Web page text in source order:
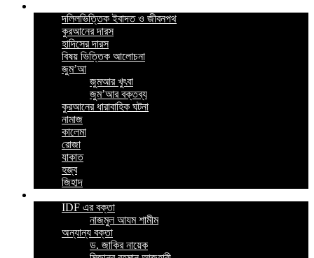
দলিলভিত্তিক ইবাদত ও জীবনপথ
কুরআনের দারস
হাদিসের দারস
বিষয় ভিত্তিক আলোচনা
জুম’আ
জুমআর খুৎবা
জুম’আর বক্তব্য
কুরআনের ধারাবাহিক ঘটনা
নামাজ
কালেমা
রোজা
যাকাত
হজ্ব
জিহাদ
IDF এর বক্তা
নাজমুল আযম শামীম
অন্যান্য বক্তা
ড. জাকির নায়েক